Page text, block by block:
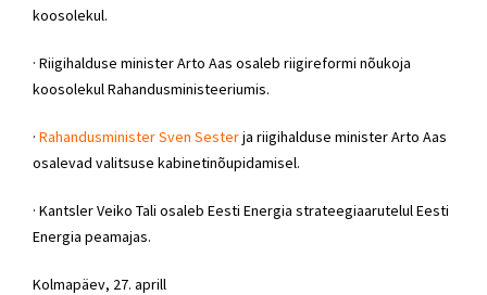
koosolekul.
· Riigihalduse minister Arto Aas osaleb riigireformi nõukoja
koosolekul Rahandusministeeriumis.
· Rahandusminister Sven Sesterja riigihalduse minister Arto Aas
osalevad valitsuse kabinetinõupidamisel.
· Kantsler Veiko Tali osaleb Eesti Energia strateegiaarutelul Eesti
Energia peamajas.
Kolmapäev, 27. aprill